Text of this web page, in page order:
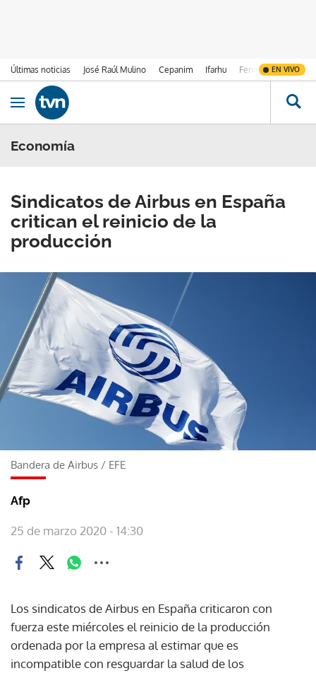
Últimas noticias José Raúl Mulino Cepanim Ifarhu Fenómeno de El
EN VIVO
Ir al contenido
Obrir navegació
Economía
Sindicatos de Airbus en España
critican el reinicio de la
producción
Bandera de Airbus / EFE
Afp
25 de marzo 2020 - 14:30
Los sindicatos de Airbus en España criticaron con
fuerza este miércoles el reinicio de la producción
ordenada por la empresa al estimar que es
incompatible con resguardar la salud de los